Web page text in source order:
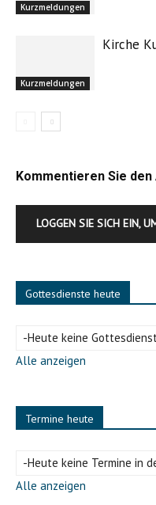
Kurzmeldungen
Kurzmeldungen
Kirche
Kommentieren Sie
LOGGEN SIE SICH EIN,
Gottesdienste heute
-Heute keine
Alle anzeigen
Termine heute
-Heute keine Termine in
Alle anzeigen